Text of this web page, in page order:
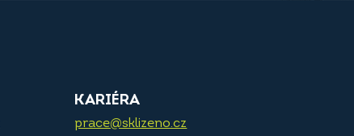
KARIÉRA
prace@sklizeno.cz